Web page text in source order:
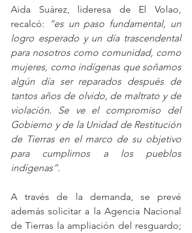
Aida Suárez, lideresa de El Volao,
recalcó:
“es un paso fundamental, un
logro esperado y un día trascendental
para nosotros como comunidad, como
mujeres, como indígenas que soñamos
algún día ser reparados después de
tantos años de olvido, de maltrato y de
violación. Se ve el compromiso del
Gobierno y de la Unidad de Restitución
de Tierras en el marco de su objetivo
para cumplirnos a los pueblos
indígenas”.
A través de la demanda, se prevé
además solicitar a la Agencia Nacional
de Tierras la ampliación del resguardo;